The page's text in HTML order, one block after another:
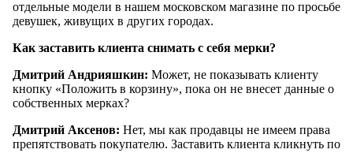
отдельные модели в нашем московском магазине по просьбе
девушек, живущих в других городах.
Как заставить клиента снимать с себя мерки?
Дмитрий Андрияшкин: Может, не показывать клиенту
кнопку «Положить в корзину», пока он не внесет данные о
собственных мерках?
Дмитрий Аксенов: Нет, мы как продавцы не имеем права
препятствовать покупателю. Заставить клиента кликнуть по